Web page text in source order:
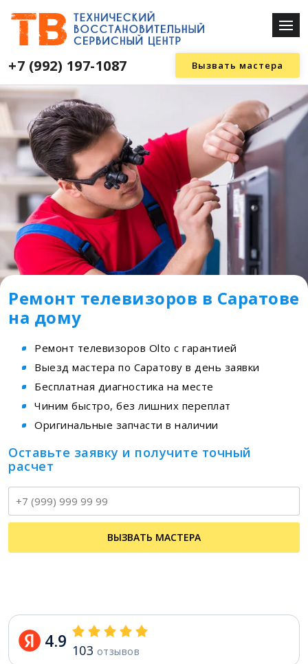
+7 (992) 197-1087 Вызвать мастера
Ремонт телевизоров в Саратове
на дому
Ремонт телевизоров Olto с гарантией
Выезд мастера по Саратову в день заявки
Бесплатная диагностика на месте
Чиним быстро, без лишних переплат
Оригинальные запчасти в наличии
Оставьте заявку и получите точный
расчет
ВЫЗВАТЬ МАСТЕРА
4.9 103 отзывов